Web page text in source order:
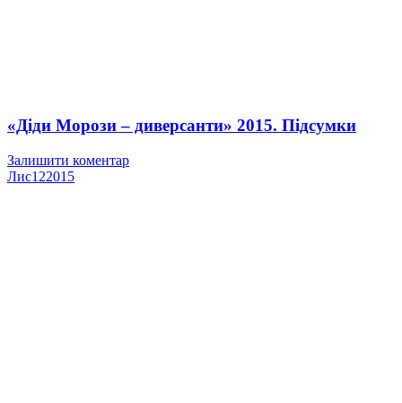
«Діди Морози – диверсанти» 2015. Підсумки
Залишити коментар
Лис122015